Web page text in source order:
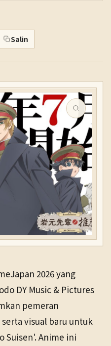
Salin
2026 yang
DY Music & Pictures
pemeran
visual baru untuk
Suisen'. Anime ini